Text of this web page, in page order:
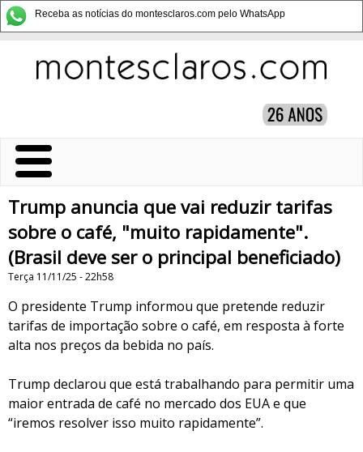
Receba as notícias do montesclaros.com pelo WhatsApp
Trump anuncia que vai reduzir tarifas
sobre o café, "muito rapidamente".
(Brasil deve ser o principal beneficiado)
Terça 11/11/25 - 22h58
O presidente Trump informou que pretende reduzir
tarifas de importação sobre o café, em resposta à forte
alta nos preços da bebida no país.
Trump declarou que está trabalhando para permitir uma
maior entrada de café no mercado dos EUA e que
“iremos resolver isso muito rapidamente”.